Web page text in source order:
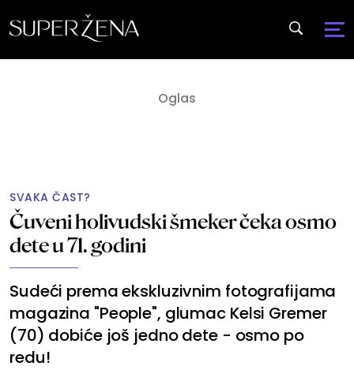
SVAKA ČAST?
Čuveni holivudski šmeker čeka osmo
dete u 71. godini
Sudeći prema ekskluzivnim fotografijama
magazina "People", glumac Kelsi Gremer
(70) dobiće još jedno dete - osmo po
redu!